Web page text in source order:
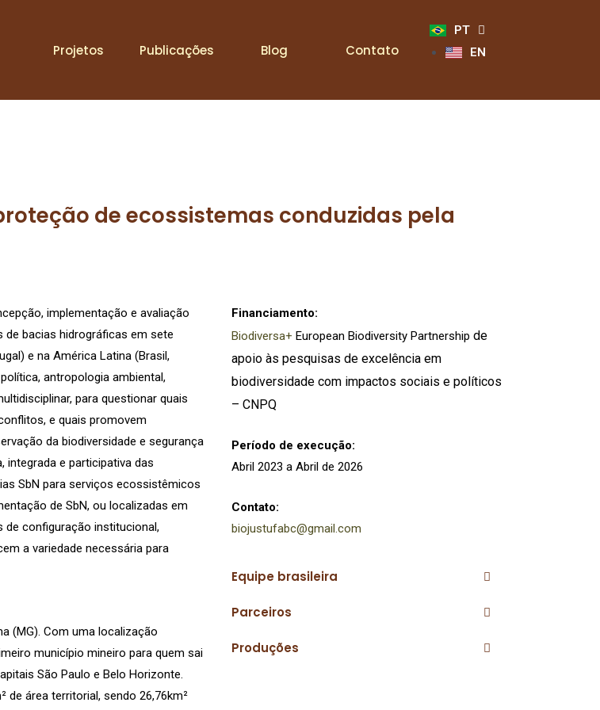
Projetos Publicações Blog Contato
PT
EN
de ecossistemas conduzidas pela
implementação e avaliação
bacias hidrográficas em sete
e na América Latina (Brasil,
antropologia ambiental,
para questionar quais
e quais promovem
da biodiversidade e segurança
integrada e participativa das
SbN para serviços ecossistêmicos
de SbN, ou localizadas em
de configuração institucional,
a variedade necessária para
(MG). Com uma localização
município mineiro para quem sai
São Paulo e Belo Horizonte.
de área territorial, sendo 26,76km²
Financiamento:
Biodiversa+ European Biodiversity Partnershipde
apoio às pesquisas de excelência em
biodiversidade com impactos sociais e políticos
– CNPQ
Período de execução:
Abril 2023 a Abril de 2026
Contato:
biojustufabc@gmail.com
Equipe brasileira
Parceiros
Produções